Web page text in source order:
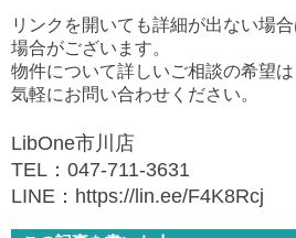
リンクを開いても詳細が出ない場
場合がございます。
物件について詳しいご相談の希望
気軽にお問い合わせください。
LibOne市川店
TEL：047-711-3631
LINE：https://lin.ee/F4K8Rcj